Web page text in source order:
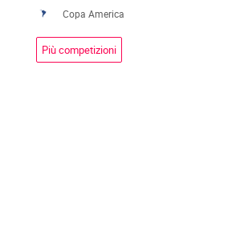
Copa America
Più competizioni